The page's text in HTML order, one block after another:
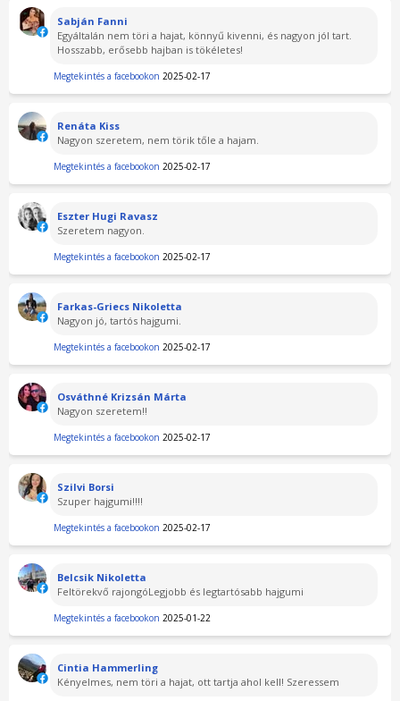
Sabján Fanni
Egyáltalán nem töri a hajat, könnyű kivenni, és nagyon jól tart.
Hosszabb, erősebb hajban is tökéletes!
Megtekintés a facebookon 2025-02-17
Renáta Kiss
Nagyon szeretem, nem törik tőle a hajam.
Megtekintés a facebookon 2025-02-17
Eszter Hugi Ravasz
Szeretem nagyon.
Megtekintés a facebookon 2025-02-17
Farkas-Griecs Nikoletta
Nagyon jó, tartós hajgumi.
Megtekintés a facebookon 2025-02-17
Osváthné Krizsán Márta
Nagyon szeretem!!
Megtekintés a facebookon 2025-02-17
Szilvi Borsi
Szuper hajgumi!!!!
Megtekintés a facebookon 2025-02-17
Belcsik Nikoletta
Feltörekvő rajongóLegjobb és legtartósabb hajgumi
Megtekintés a facebookon 2025-01-22
Cintia Hammerling
Kényelmes, nem töri a hajat, ott tartja ahol kell! Szeressem